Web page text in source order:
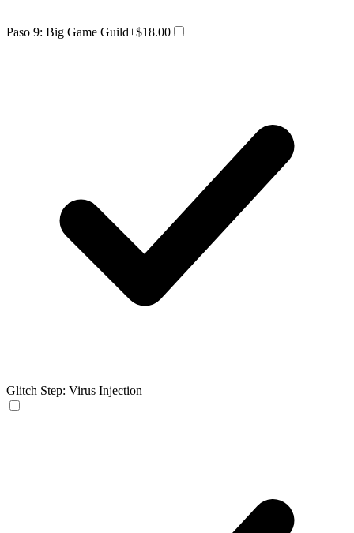
Paso 9: Big Game Guild+$18.00
Glitch Step: Virus Injection